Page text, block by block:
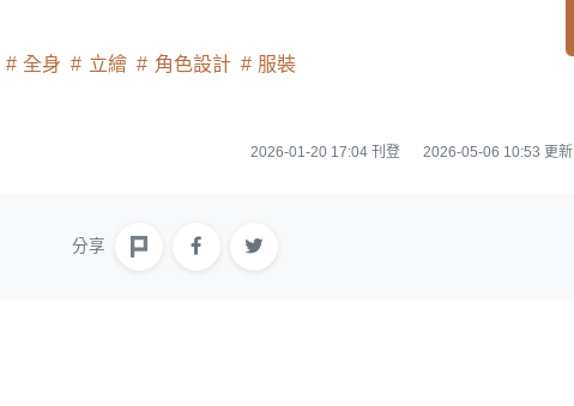
全身 立繪 角色設計
服裝
2026-01-20 17:04 刊登 2026-05-06 10:53 更新
分享